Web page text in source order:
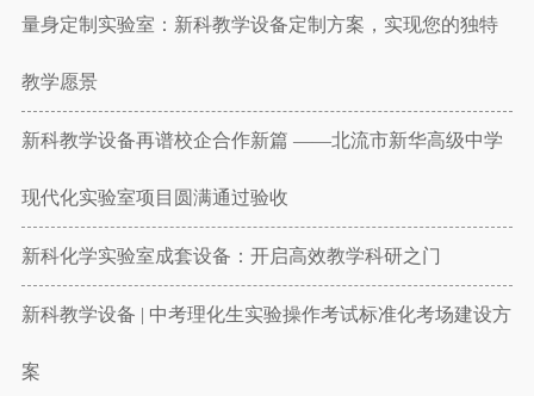
量身定制实验室：新科教学设备定制方案，实现您的独特
教学愿景
新科教学设备再谱校企合作新篇 ——北流市新华高级中学
现代化实验室项目圆满通过验收
新科化学实验室成套设备：开启高效教学科研之门
新科教学设备 | 中考理化生实验操作考试标准化考场建设方
案